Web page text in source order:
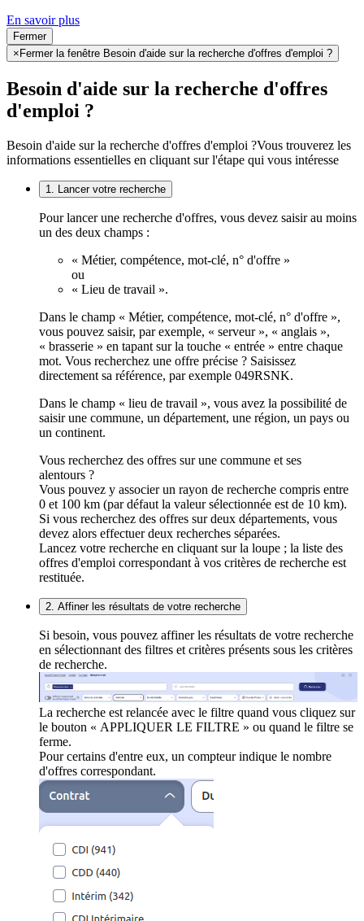
En savoir plus
Fermer
× Fermer la fenêtre Besoin d'aide sur la recherche d'offres d'emploi ?
Besoin d'aide sur la recherche d'offres
d'emploi ?
Besoin d'aide sur la recherche d'offres d'emploi ?Vous trouverez les
informations essentielles en cliquant sur l'étape qui vous intéresse
1. Lancer votre recherche
Pour lancer une recherche d'offres, vous devez saisir au moins
un des deux champs :
« Métier, compétence, mot-clé, n° d'offre »
ou
« Lieu de travail ».
Dans le champ « Métier, compétence, mot-clé, n° d'offre »,
vous pouvez saisir, par exemple, « serveur », « anglais »,
« brasserie » en tapant sur la touche « entrée » entre chaque
mot. Vous recherchez une offre précise ? Saisissez
directement sa référence, par exemple 049RSNK.
Dans le champ « lieu de travail », vous avez la possibilité de
saisir une commune, un département, une région, un pays ou
un continent.
Vous recherchez des offres sur une commune et ses
alentours ?
Vous pouvez y associer un rayon de recherche compris entre
0 et 100 km (par défaut la valeur sélectionnée est de 10 km).
Si vous recherchez des offres sur deux départements, vous
devez alors effectuer deux recherches séparées.
Lancez votre recherche en cliquant sur la loupe ; la liste des
offres d'emploi correspondant à vos critères de recherche est
restituée.
2. Affiner les résultats de votre recherche
Si besoin, vous pouvez affiner les résultats de votre recherche
en sélectionnant des filtres et critères présents sous les critères
de recherche.
La recherche est relancée avec le filtre quand vous cliquez sur
le bouton « APPLIQUER LE FILTRE » ou quand le filtre se
ferme.
Pour certains d'entre eux, un compteur indique le nombre
d'offres correspondant.